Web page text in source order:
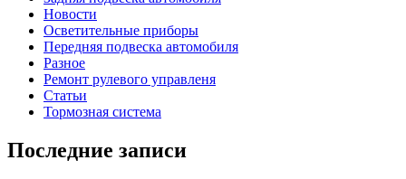
Новости
Осветительные приборы
Передняя подвеска автомобиля
Разное
Ремонт рулевого управленя
Статьи
Тормозная система
Последние записи